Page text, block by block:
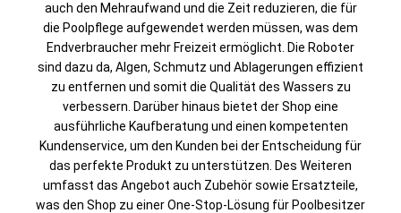
auch den Mehraufwand und die Zeit reduzieren, die für
die Poolpflege aufgewendet werden müssen, was dem
Endverbraucher mehr Freizeit ermöglicht. Die Roboter
sind dazu da, Algen, Schmutz und Ablagerungen effizient
zu entfernen und somit die Qualität des Wassers zu
verbessern. Darüber hinaus bietet der Shop eine
ausführliche Kaufberatung und einen kompetenten
Kundenservice, um den Kunden bei der Entscheidung für
das perfekte Produkt zu unterstützen. Des Weiteren
umfasst das Angebot auch Zubehör sowie Ersatzteile,
was den Shop zu einer One-Stop-Lösung für Poolbesitzer